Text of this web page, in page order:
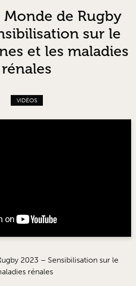
de Rugby
sur le
et les maladies
rénales
VIDÉOS
2023 – Sensibilisation sur le
rénales